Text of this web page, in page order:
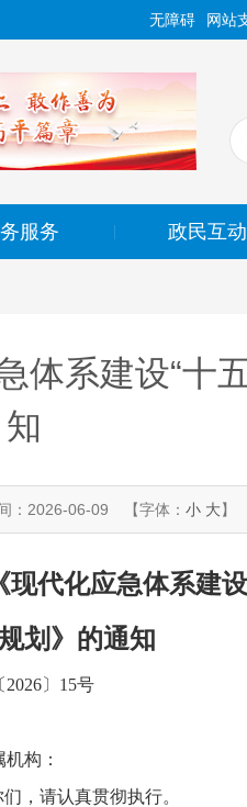
网站
无障碍
服务 政民互动
体系建设“十
知
：2026-06-09 【字体：小 大】
现代化应急体系建设
划》的通知
2026〕15号
构：
，请认真贯彻执行。